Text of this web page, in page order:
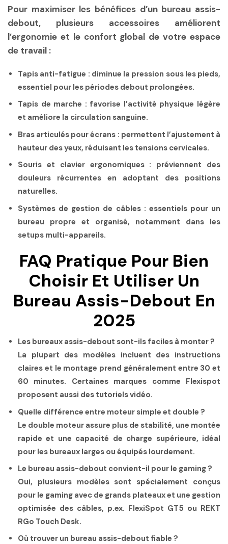
Pour maximiser les bénéfices d’un bureau assis-
debout, plusieurs accessoires améliorent
l’ergonomie et le confort global de votre espace
de travail :
Tapis anti-fatigue : diminue la pression sous les pieds,
essentiel pour les périodes debout prolongées.
Tapis de marche : favorise l’activité physique légère
et améliore la circulation sanguine.
Bras articulés pour écrans : permettent l’ajustement à
hauteur des yeux, réduisant les tensions cervicales.
Souris et clavier ergonomiques : préviennent des
douleurs récurrentes en adoptant des positions
naturelles.
Systèmes de gestion de câbles : essentiels pour un
bureau propre et organisé, notamment dans les
setups multi-appareils.
FAQ Pratique Pour Bien
Choisir Et Utiliser Un
Bureau Assis-Debout En
2025
Les bureaux assis-debout sont-ils faciles à monter ?
La plupart des modèles incluent des instructions
claires et le montage prend généralement entre 30 et
60 minutes. Certaines marques comme Flexispot
proposent aussi des tutoriels vidéo.
Quelle différence entre moteur simple et double ?
Le double moteur assure plus de stabilité, une montée
rapide et une capacité de charge supérieure, idéal
pour les bureaux larges ou équipés lourdement.
Le bureau assis-debout convient-il pour le gaming ?
Oui, plusieurs modèles sont spécialement conçus
pour le gaming avec de grands plateaux et une gestion
optimisée des câbles, p.ex. FlexiSpot GT5 ou REKT
RGo Touch Desk.
Où trouver un bureau assis-debout fiable ?